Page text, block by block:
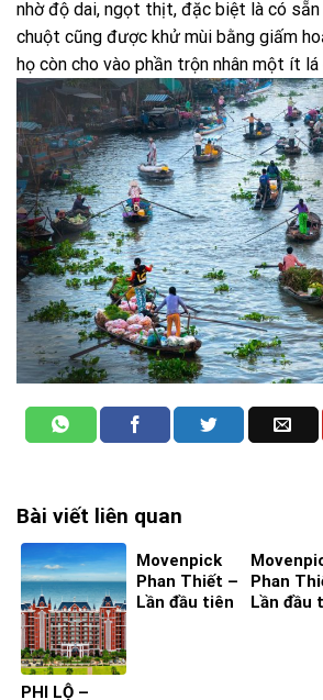
nhờ độ dai, ngọt thịt, đặc biệt là có
chuột cũng được khử mùi bằng giấm
họ còn cho vào phần trộn nhân một ít lá
Bài viết liên quan
PHI LỘ –
Movenpick
Phan Thiết –
Lần đầu tiên
Phan
Lần đầu